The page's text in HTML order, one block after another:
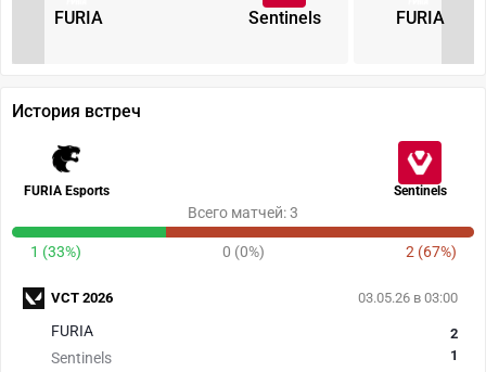
FURIA Sentinels FURIA
История встреч
FURIA Esports Sentinels
Всего матчей: 3
1 (33%) 0 (0%) 2 (67%)
03.05.26 в 03:00
FURIA
Sentinels
2
1
VCT 2026